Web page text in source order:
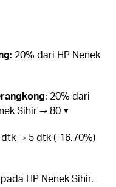
: 20% dari HP Nenek
: 20% dari
Sihir → 80 ▼
dtk → 5 dtk (-16,70%)
HP Nenek Sihir.